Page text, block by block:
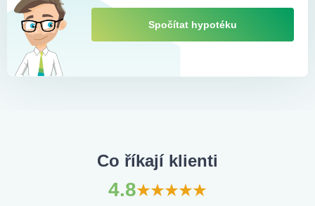
Spočítat hypotéku
Co říkají klienti
4.8